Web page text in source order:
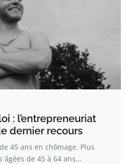
: l’entrepreneuriat
dernier recours
45 ans en chômage. Plus
âgées de 45 à 64 ans…